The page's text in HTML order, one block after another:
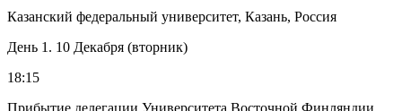
Казанский федеральный университет, Казань, Россия
День 1. 10 Декабря (вторник)
18:15
Прибытие делегации Университета Восточной Финляндии